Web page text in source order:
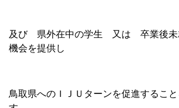
及び 県外在中の学生 又は 卒業後未
機会を提供し
鳥取県へのＩＪＵターンを促進するこ